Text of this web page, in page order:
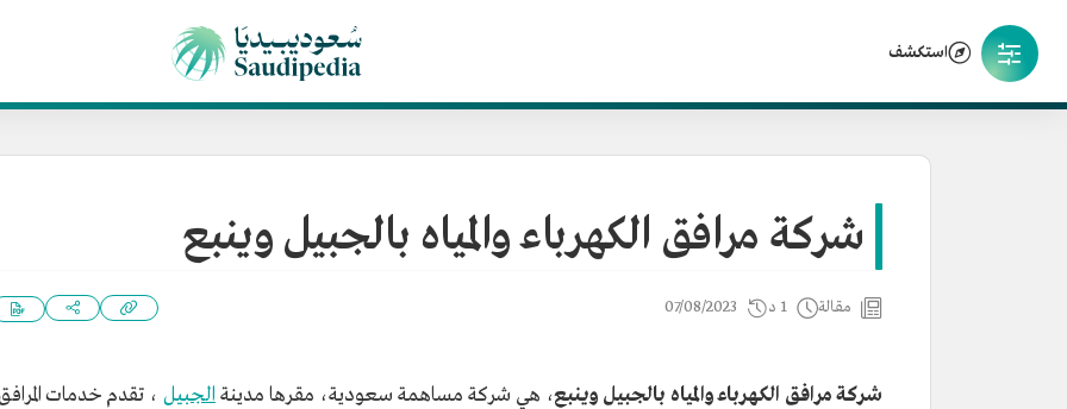
استكشف
شركة مرافق الكهرباء والمياه بالجبيل وينبع
مقالة 1 د 07/08/2023
شركة مرافق الكهرباء والمياه بالجبيل وينبع، هي شركة مساهمة سعودية، مقرها مدينة الجبيل ، تقدم خدمات